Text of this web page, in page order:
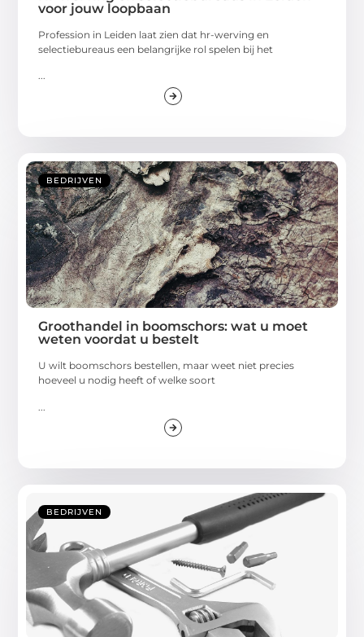
voor jouw loopbaan
Profession in Leiden laat zien dat hr-werving en
selectiebureaus een belangrijke rol spelen bij het
...
BEDRIJVEN
Groothandel in boomschors: wat u moet
weten voordat u bestelt
U wilt boomschors bestellen, maar weet niet precies
hoeveel u nodig heeft of welke soort
BEDRIJVEN